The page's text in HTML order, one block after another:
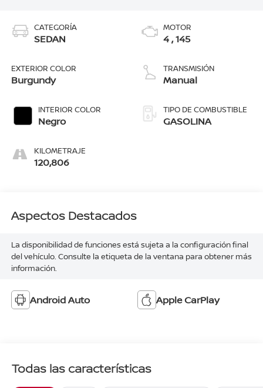
CATEGORÍA
SEDAN
EXTERIOR COLOR
Burgundy
INTERIOR COLOR
Negro
KILOMETRAJE
120,806
MOTOR
4 , 145
TRANSMISIÓN
Manual
TIPO DE COMBUSTIBLE
GASOLINA
Aspectos Destacados
La disponibilidad de funciones está sujeta a la configuración final
del vehículo. Consulte la etiqueta de la ventana para obtener más
información.
Android Auto Apple CarPlay
Todas las características